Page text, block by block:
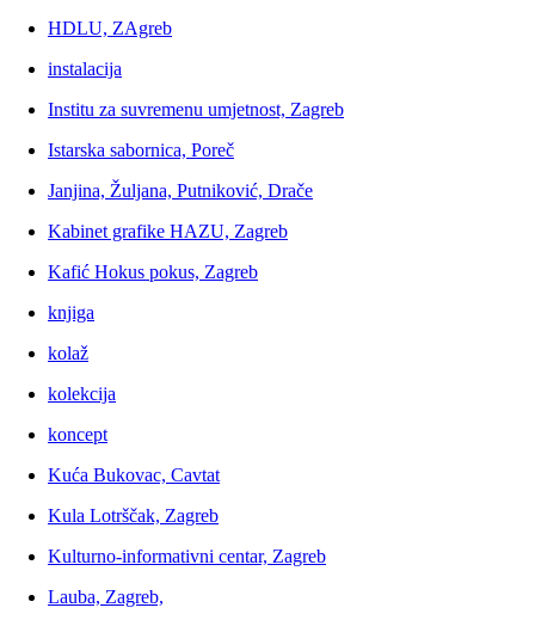
HDLU, ZAgreb
instalacija
Institu za suvremenu umjetnost, Zagreb
Istarska sabornica, Poreč
Janjina, Žuljana, Putniković, Drače
Kabinet grafike HAZU, Zagreb
Kafić Hokus pokus, Zagreb
knjiga
kolaž
kolekcija
koncept
Kuća Bukovac, Cavtat
Kula Lotrščak, Zagreb
Kulturno-informativni centar, Zagreb
Lauba, Zagreb,